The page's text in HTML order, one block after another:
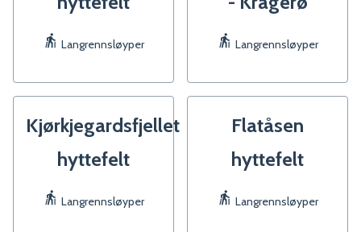
Langrennsløyper Langrennsløyper
Kjørkjegardsfjellet
hyttefelt
Langrennsløyper
Flatåsen
hyttefelt
Langrennsløyper